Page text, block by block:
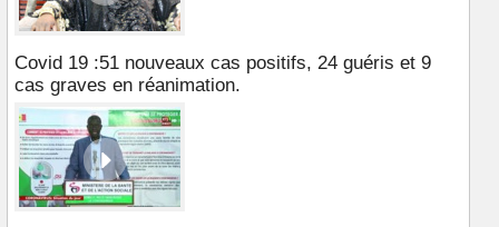
Covid 19 :51 nouveaux cas positifs, 24 guéris et 9
cas graves en réanimation.